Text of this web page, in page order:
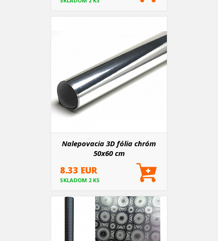
Nalepovacia 3D fólia chróm
50x60 cm
8.33 EUR
SKLADOM 2 KS